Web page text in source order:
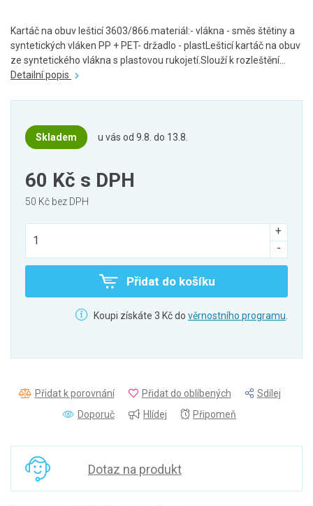
Kartáč na obuv lešticí 3603/866.materiál:- vlákna - směs štětiny a
syntetických vláken PP + PET- držadlo - plastLešticí kartáč na obuv
ze syntetického vlákna s plastovou rukojetí.Slouží k rozleštění...
Detailní popis
Skladem u vás od 9.8. do 13.8.
60 Kč s DPH
50 Kč bez DPH
Přidat do košíku
Koupi získáte 3 Kč do věrnostního programu.
Přidat k porovnání Přidat do oblíbených
Sdílej
Doporuč
Hlídej Připomeň
Dotaz na produkt